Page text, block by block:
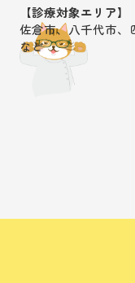
【診療対象エリア】
佐倉市、八千代市、
など